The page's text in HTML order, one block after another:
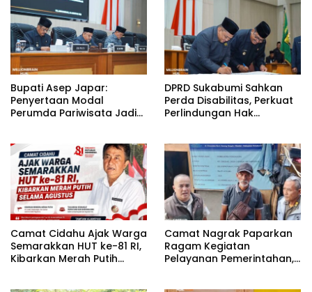
Bupati Asep Japar:
Penyertaan Modal
Perumda Pariwisata Jadi
DPRD Sukabumi Sahkan
Perda Disabilitas, Perkuat
Perlindungan Hak
Camat Cidahu Ajak Warga
Semarakkan HUT ke-81 RI,
Kibarkan Merah Putih
Camat Nagrak Paparkan
Ragam Kegiatan
Pelayanan Pemerintahan,